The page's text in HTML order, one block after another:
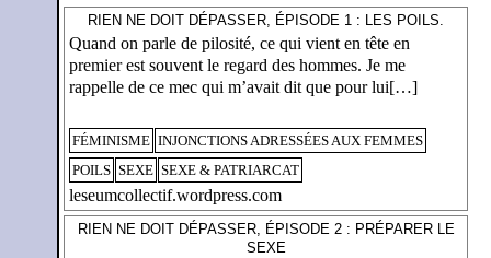
RIEN NE DOIT DÉPASSER, ÉPISODE 1 : LES POILS.
Quand on parle de pilosité, ce qui vient en tête en
premier est souvent le regard des hommes. Je me
rappelle de ce mec qui m’avait dit que pour lui[…]
FÉMINISME INJONCTIONS ADRESSÉES AUX FEMMES
POILS SEXE SEXE & PATRIARCAT
leseumcollectif.wordpress.com
RIEN NE DOIT DÉPASSER, ÉPISODE 2 : PRÉPARER LE
SEXE